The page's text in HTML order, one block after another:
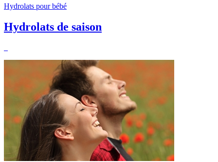
Hydrolats pour bébé
Hydrolats de saison